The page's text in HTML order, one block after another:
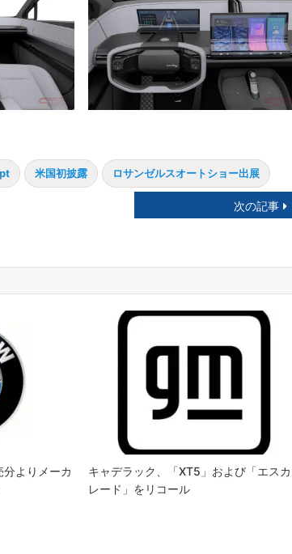
米国初披露 ロサンゼルスオートショー出展
次の記事
よりメーカ
キャデラック、「XT5」および「エスカ
レード」をリコール